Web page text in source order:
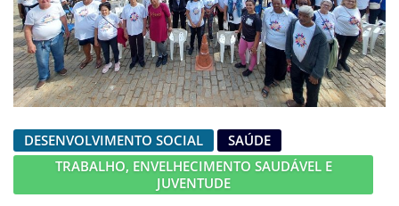
DESENVOLVIMENTO SOCIAL
SAÚDE
TRABALHO, ENVELHECIMENTO SAUDÁVEL E
JUVENTUDE